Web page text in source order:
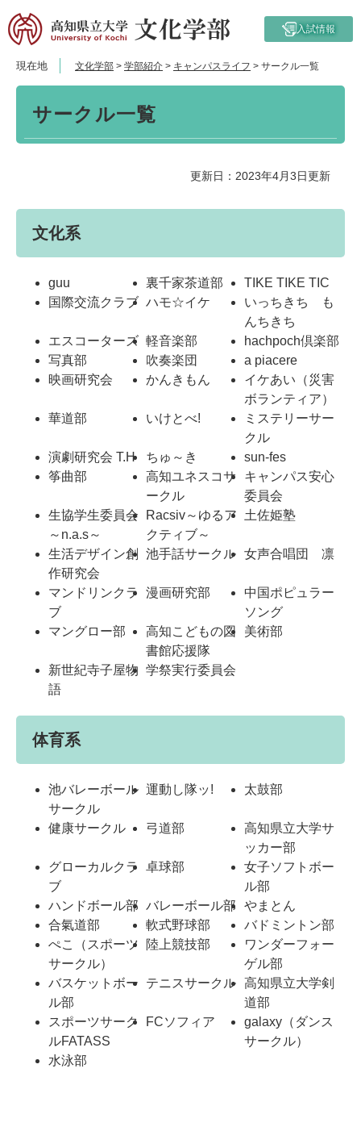
ー
ジ
ニ
ュ
入試情報
現在地 文化学部 > 学部紹介 > キャンパスライフ > サークル一覧
サークル一覧
更新日：2023年4月3日更新
文化系
guu 裏千家茶道部
TIKE TIKE TIC
国際交流クラブ ハモ☆イケ
いっちきち も
んちきち
エスコーターズ 軽音楽部
hachpoch倶楽部
写真部
吹奏楽団
a piacere
映画研究会
かんきもん
イケあい（災害
ボランティア）
華道部
いけとべ!
ミステリーサー
クル
演劇研究会 T.H
ちゅ～き
sun-fes
筝曲部
高知ユネスコサ
ークル
キャンパス安心
委員会
生協学生委員会
～n.a.s～
Racsiv～ゆるア
クティブ～
土佐姫塾
生活デザイン創
作研究会
池手話サークル 女声合唱団 凛
マンドリンクラ
ブ
漫画研究部
中国ポピュラー
ソング
マングロー部
高知こどもの図
書館応援隊
美術部
新世紀寺子屋物
語
学祭実行委員会
体育系
池バレーボール
サークル
運動し隊ッ! 太鼓部
健康サークル 弓道部
高知県立大学サ
ッカー部
グローカルクラ
ブ
卓球部
女子ソフトボー
ル部
ハンドボール部
バレーボール部
やまとん
合氣道部
軟式野球部
バドミントン部
ぺこ（スポーツ
サークル）
陸上競技部
ワンダーフォー
ゲル部
バスケットボー
ル部
テニスサークル 高知県立大学剣
道部
スポーツサーク
ルFATASS
FCソフィア
galaxy（ダンス
サークル）
水泳部